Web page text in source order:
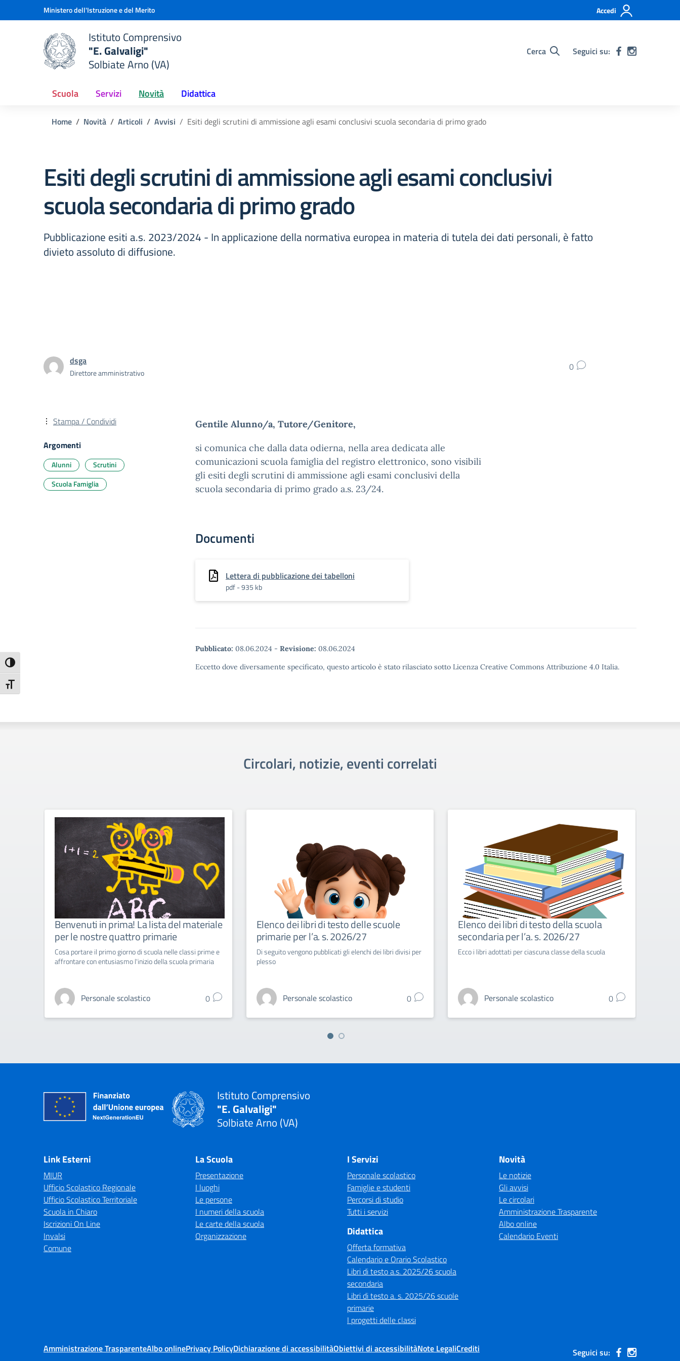
Attiva/disattiva alto contrasto
Attiva/disattiva dimensione testo
Vai ai contenuti
Vai al menu di navigazioneMinistero dell'Istruzione e del Merito Accedi
scuola
Istituto Comprensivo
"E. Galvaligi"
Solbiate Arno (VA)
Cerca Seguici su:
Scuola Servizi Novità Didattica
Home Novità Articoli Avvisi Esiti degli scrutini di ammissione agli esami conclusivi scuola secondaria di primo grado
Esiti degli scrutini di ammissione agli esami conclusivi
scuola secondaria di primo grado
Pubblicazione esiti a.s. 2023/2024 - In applicazione della normativa europea in materia di tutela dei dati personali, è fatto
divieto assoluto di diffusione.
dsga
Direttore amministrativo 0
Gentile Alunno/a, Tutore/Genitore,
si comunica che dalla data odierna, nella area dedicata alle
comunicazioni scuola famiglia del registro elettronico, sono visibili
gli esiti degli scrutini di ammissione agli esami conclusivi della
scuola secondaria di primo grado a.s. 23/24.
Documenti
Lettera di pubblicazione dei tabelloni
pdf - 935 kb
Pubblicato: 08.06.2024 - Revisione: 08.06.2024
Eccetto dove diversamente specificato, questo articolo è stato rilasciato sotto Licenza Creative Commons Attribuzione 4.0 Italia.
Stampa / Condividi
Argomenti
Alunni
Scrutini
Scuola Famiglia
Circolari, notizie, eventi correlati
Benvenuti in prima! La lista del materiale
per le nostre quattro primarie
Cosa portare il primo giorno di scuola nelle classi prime e
affrontare con entusiasmo l'inizio della scuola primaria
Personale scolastico 0
Elenco dei libri di testo delle scuole
primarie per l’a. s. 2026/27
Di seguito vengono pubblicati gli elenchi dei libri divisi per
plesso
Personale scolastico 0
Elenco dei libri di testo della scuola
secondaria per l’a. s. 2026/27
Ecco i libri adottati per ciascuna classe della scuola
Personale scolastico 0
Istituto Comprensivo
"E. Galvaligi"
Solbiate Arno (VA)
Link Esterni
MIUR
Ufficio Scolastico Regionale
Ufficio Scolastico Territoriale
Scuola in Chiaro
Iscrizioni On Line
Invalsi
Comune
La Scuola
Presentazione
I luoghi
Le persone
I numeri della scuola
Le carte della scuola
Organizzazione
I Servizi
Personale scolastico
Famiglie e studenti
Percorsi di studio
Tutti i servizi
Didattica
Offerta formativa
Calendario e Orario Scolastico
Libri di testo a.s. 2025/26 scuola
secondaria
Libri di testo a. s. 2025/26 scuole
primarie
I progetti delle classi
Novità
Le notizie
Gli avvisi
Le circolari
Amministrazione Trasparente
Albo online
Calendario Eventi
Amministrazione TrasparenteAlbo onlinePrivacy PolicyDichiarazione di accessibilitàObiettivi di accessibilitàNote LegaliCrediti Seguici su: